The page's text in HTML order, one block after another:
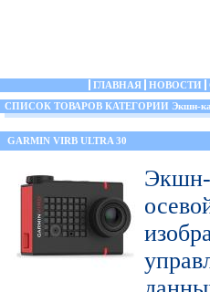
ГЛАВНАЯ НОВОСТИ
СПИСОК ТОВАРОВ КАТЕГОРИИ Экшн-
GARMIN VIRB ULTRA 30